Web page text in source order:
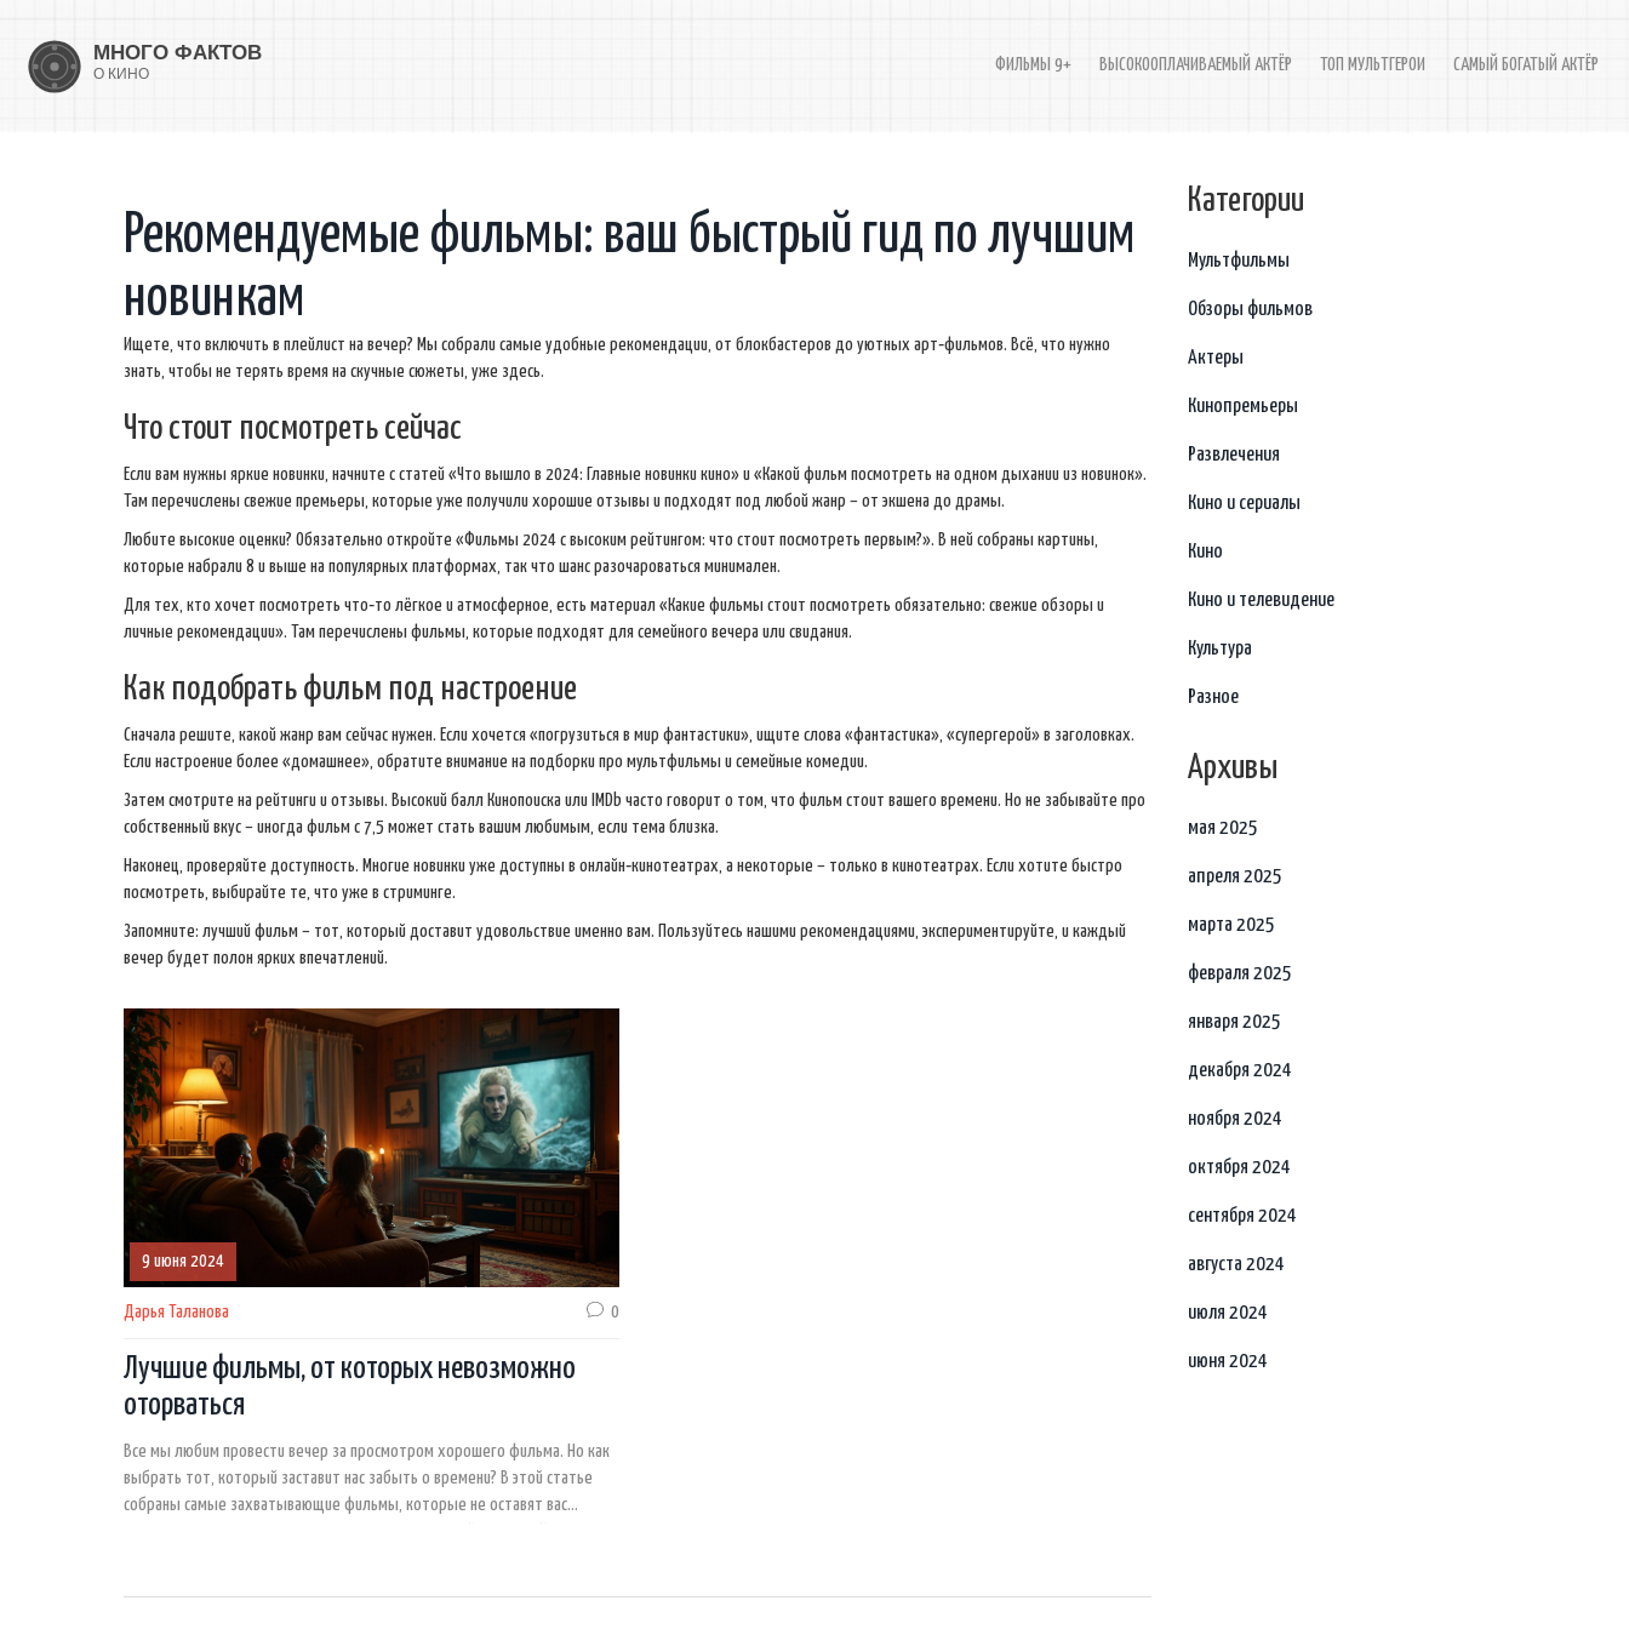
ФИЛЬМЫ 9+ ВЫСОКООПЛАЧИВАЕМЫЙ АКТЁР ТОП МУЛЬТГЕРОИ САМЫЙ БОГАТЫЙ АКТЁР
Рекомендуемые фильмы: ваш быстрый гид по лучшим
новинкам
Ищете, что включить в плейлист на вечер? Мы собрали самые удобные рекомендации, от блокбастеров до уютных арт‑фильмов. Всё, что нужно
знать, чтобы не терять время на скучные сюжеты, уже здесь.
Что стоит посмотреть сейчас
Если вам нужны яркие новинки, начните с статей «Что вышло в 2024: Главные новинки кино» и «Какой фильм посмотреть на одном дыхании из новинок».
Там перечислены свежие премьеры, которые уже получили хорошие отзывы и подходят под любой жанр – от экшена до драмы.
Любите высокие оценки? Обязательно откройте «Фильмы 2024 с высоким рейтингом: что стоит посмотреть первым?». В ней собраны картины,
которые набрали 8 и выше на популярных платформах, так что шанс разочароваться минимален.
Для тех, кто хочет посмотреть что‑то лёгкое и атмосферное, есть материал «Какие фильмы стоит посмотреть обязательно: свежие обзоры и
личные рекомендации». Там перечислены фильмы, которые подходят для семейного вечера или свидания.
Как подобрать фильм под настроение
Сначала решите, какой жанр вам сейчас нужен. Если хочется «погрузиться в мир фантастики», ищите слова «фантастика», «супергерой» в заголовках.
Если настроение более «домашнее», обратите внимание на подборки про мультфильмы и семейные комедии.
Затем смотрите на рейтинги и отзывы. Высокий балл Кинопоиска или IMDb часто говорит о том, что фильм стоит вашего времени. Но не забывайте про
собственный вкус – иногда фильм с 7,5 может стать вашим любимым, если тема близка.
Наконец, проверяйте доступность. Многие новинки уже доступны в онлайн‑кинотеатрах, а некоторые – только в кинотеатрах. Если хотите быстро
посмотреть, выбирайте те, что уже в стриминге.
Запомните: лучший фильм – тот, который доставит удовольствие именно вам. Пользуйтесь нашими рекомендациями, экспериментируйте, и каждый
вечер будет полон ярких впечатлений.
9 июня 2024
Дарья Таланова 0
Лучшие фильмы, от которых невозможно
оторваться
Все мы любим провести вечер за просмотром хорошего фильма. Но как
выбрать тот, который заставит нас забыть о времени? В этой статье
собраны самые захватывающие фильмы, которые не оставят вас
Категории
Мультфильмы
Обзоры фильмов
Актеры
Кинопремьеры
Развлечения
Кино и сериалы
Кино
Кино и телевидение
Культура
Разное
Архивы
мая 2025
апреля 2025
марта 2025
февраля 2025
января 2025
декабря 2024
ноября 2024
октября 2024
сентября 2024
августа 2024
июля 2024
июня 2024